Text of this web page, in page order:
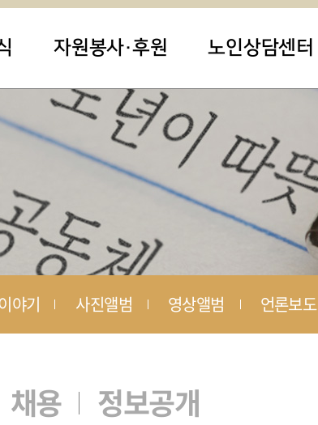
자원봉사·후원 노인상담센터
야기 사진앨범 영상앨범 언론보도
채용 정보공개